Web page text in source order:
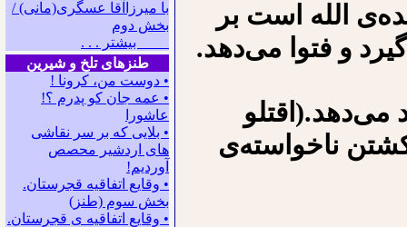
با میرزاآقا عسگری(مانی) /
بخش دوم
بیشتر . . .
طنزهای تلخ و شیرین
• دوست من، کرونا !
• ﻋﻤﻪ ﺟﺎﻥ ﻛﻮ ﭘﺪﺭﻡ ؟!
عاشورا
• بلایی که بر سر نقاشی
های اردشیر محصص
آوردیم!
• وقایع اتفاقیه قجرستان.
بخش سوم (طنز)
• وقایع اتفاقیه ی قجرستان.
الله است بر
و فتوا می‌دهد.
می‌دهد.(اقتلو
ناخواسته‌ی